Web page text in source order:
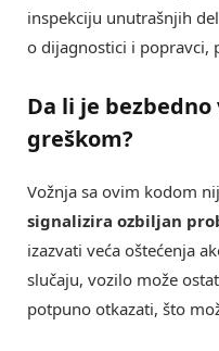
inspekciju unutrašnjih
o dijagnostici i popravci,
Da li je
greškom?
Vožnja sa ovim kodom
signalizira ozbiljan
izazvati veća oštećenja
slučaju, vozilo može
potpuno otkazati, što